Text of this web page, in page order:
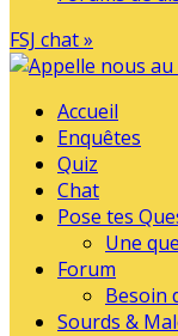
FSJ chat »
Accueil
Enquêtes
Quiz
Chat
Pose tes
Une
Forum
Besoin
Sourds &